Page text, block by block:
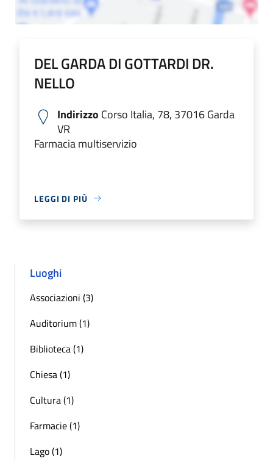
DEL GARDA DI GOTTARDI DR.
NELLO
Indirizzo Corso Italia, 78, 37016 Garda
VR
Farmacia multiservizio
LEGGI DI PIÙ
Luoghi
Associazioni (3)
Auditorium (1)
Biblioteca (1)
Chiesa (1)
Cultura (1)
Farmacie (1)
Lago (1)